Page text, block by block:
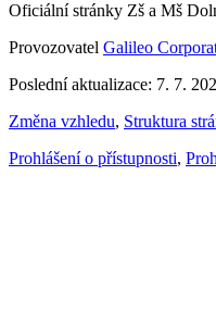
Oficiální stránky Zš a Mš
Provozovatel Galileo
Poslední aktualizace: 7. 7.
Změna vzhledu, Struktura
Prohlášení o přístupnosti,